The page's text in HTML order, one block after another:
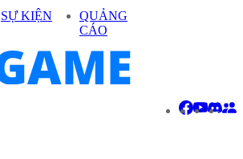
SỰ KIỆN
QUẢNG
CÁO